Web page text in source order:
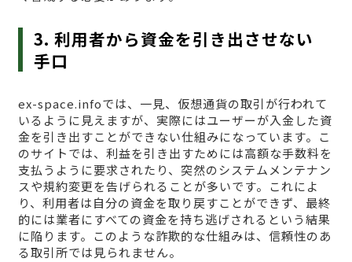
3. 利用者から資金を引き出させない
手口
ex-space.infoでは、一見、仮想通貨の取引が行われて
いるように見えますが、実際にはユーザーが入金した資
金を引き出すことができない仕組みになっています。こ
のサイトでは、利益を引き出すためには高額な手数料を
支払うように要求されたり、突然のシステムメンテナン
スや規約変更を告げられることが多いです。これによ
り、利用者は自分の資金を取り戻すことができず、最終
的には業者にすべての資金を持ち逃げされるという結果
に陥ります。このような詐欺的な仕組みは、信頼性のあ
る取引所では見られません。